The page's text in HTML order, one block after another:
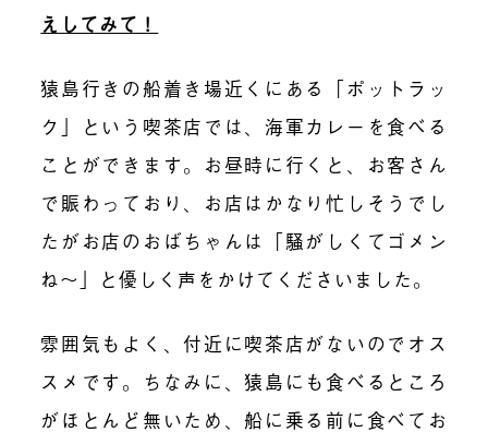
えしてみて！
猿島行きの船着き場近くにある「ポットラッ
ク」という喫茶店では、海軍カレーを食べる
ことができます。お昼時に行くと、お客さん
で賑わっており、お店はかなり忙しそうでし
たがお店のおばちゃんは「騒がしくてゴメン
ね～」と優しく声をかけてくださいました。
雰囲気もよく、付近に喫茶店がないのでオス
スメです。ちなみに、猿島にも食べるところ
がほとんど無いため、船に乗る前に食べてお